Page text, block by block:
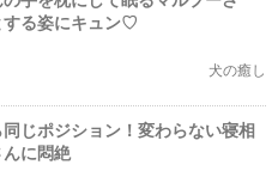
する姿にキュン♡
犬の癒し
じポジション！変わらない寝相
に悶絶